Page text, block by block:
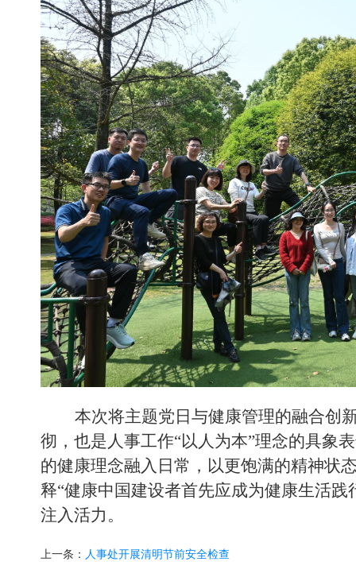
本次将主题党日与健康管理的融合创
彻，也是人事工作“以人为本”理念的具象
的健康理念融入日常，以更饱满的精神状
释“健康中国建设者首先应成为健康生活践
注入活力 。
上一条： 人事处开展清明节前安全检查